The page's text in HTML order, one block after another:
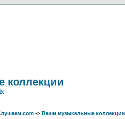
коллекции
-> Ваши музыкальные коллекции